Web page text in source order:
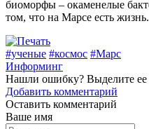
биоморфы – окаменелые
том, что на Марсе есть жизнь.
#ученые #космос #Марс
Информинг
Нашли ошибку? Выделите
Добавить комментарий
Оставить комментарий
Ваше имя